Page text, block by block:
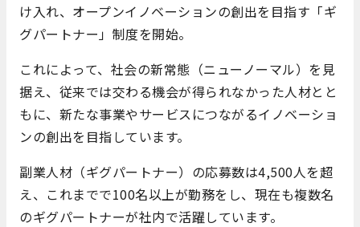
け入れ、オープンイノベーションの創出を目指す「ギ
グパートナー」制度を開始。
これによって、社会の新常態（ニューノーマル）を見
据え、従来では交わる機会が得られなかった人材とと
もに、新たな事業やサービスにつながるイノベーショ
ンの創出を目指しています。
副業人材（ギグパートナー）の応募数は4,500人を超
え、これまでで100名以上が勤務をし、現在も複数名
のギグパートナーが社内で活躍しています。